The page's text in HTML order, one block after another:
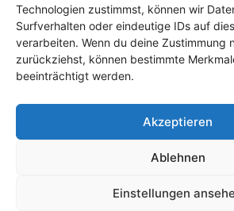
Technologien zustimmst, können wir
Surfverhalten oder eindeutige IDs auf
verarbeiten. Wenn du deine Zustimmung
zurückziehst, können bestimmte
beeinträchtigt werden.
Akzeptieren
Ablehnen
Einstellungen